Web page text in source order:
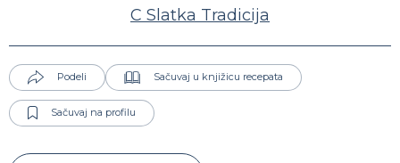
C Slatka Tradicija
Podeli Sačuvaj u knjižicu recepata
Sačuvaj na profilu